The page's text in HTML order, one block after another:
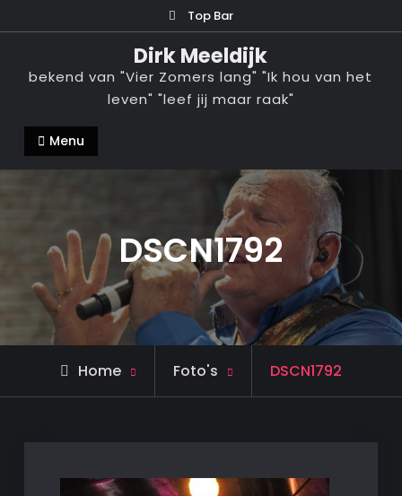
naar
inhoud
Top Bar
Dirk Meeldijk
bekend van "Vier Zomers lang" "Ik hou van het
leven" "leef jij maar raak"
Menu
DSCN1792
Home Foto's DSCN1792